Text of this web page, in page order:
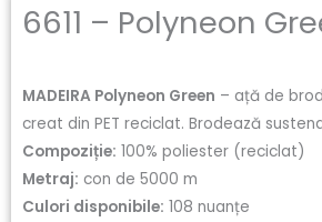
6611 – Polyneon
MADEIRA Polyneon Green – ață de
creat din PET reciclat. Brodează
Compoziție: 100% poliester (reciclat)
Metraj: con de 5000 m
Culori disponibile: 108 nuanțe